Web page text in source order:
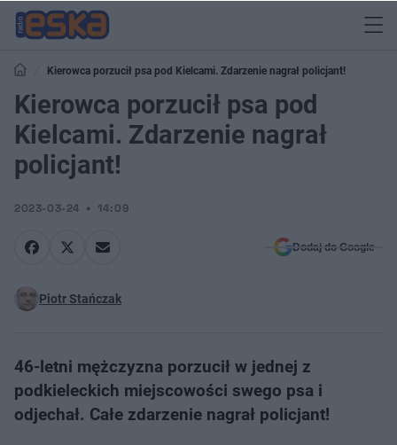
Kierowca porzucił psa pod Kielcami. Zdarzenie nagrał policjant!
Kierowca porzucił psa pod
Kielcami. Zdarzenie nagrał
policjant!
2023-03-24 14:09
Dodaj do Google
Piotr Stańczak
46-letni mężczyzna porzucił w jednej z
podkieleckich miejscowości swego psa i
odjechał. Całe zdarzenie nagrał policjant!